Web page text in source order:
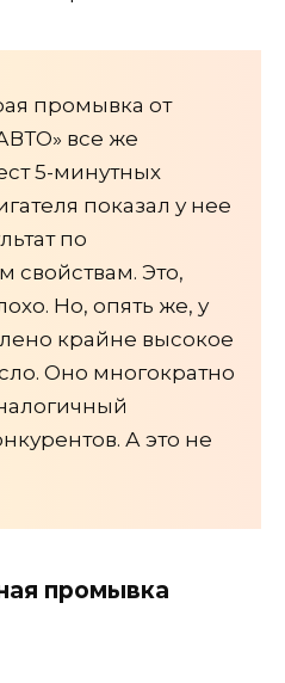
промывка от
все же
5-минутных
показал у нее
по
свойствам. Это,
Но, опять же, у
крайне высокое
Оно многократно
А это не
промывка